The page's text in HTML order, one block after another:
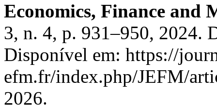
Economics, Finance and
3, n. 4, p. 931–950, 2024.
Disponível em: https://
efm.fr/index.php/JEFM/
2026.